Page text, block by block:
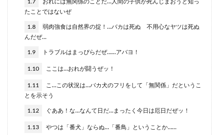
1.7
おれには無関係のことだ…人間の子供が死んじまおうと知っ
たことではないぜ
1.8
弱肉強食は自然界の掟！…バカは死ぬ 不用心なヤツは死ぬ
んだぜ…
1.9 トラブルはまっぴらだぜ……アバヨ！
1.10 ここは…おれが闘うぜッ！
1.11
こ…この状況は…バカ犬のフリをして「無関係」だというこ
とを示そう
1.12 ぐああ！な…なんて日だ…まったく今日は厄日だぜッ！
1.13 やつは「番犬」ならぬ…「番鳥」ということか……